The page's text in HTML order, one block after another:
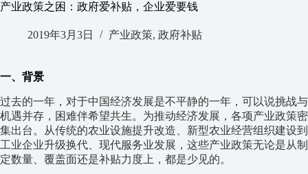
产业政策之困：政府爱补贴，企业爱要钱
2019年3月3日 产业政策, 政府补贴
一、背景
过去的一年，对于中国经济发展是不平静的一年，可以说挑战与
机遇并存，困难伴希望共生。为推动经济发展，各项产业政策密
集出台。从传统的农业设施提升改造、新型农业经营组织建设到
工业企业升级换代、现代服务业发展，这些产业政策无论是从制
定数量、覆盖面还是补贴力度上，都是少见的。